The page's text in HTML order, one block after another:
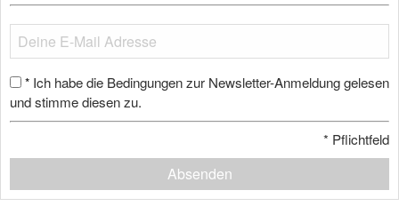
* Ich habe die Bedingungen zur Newsletter-Anmeldung gelesen
und stimme diesen zu.
* Pflichtfeld
Absenden